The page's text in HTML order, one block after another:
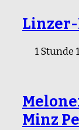
1 Stunde
Minz